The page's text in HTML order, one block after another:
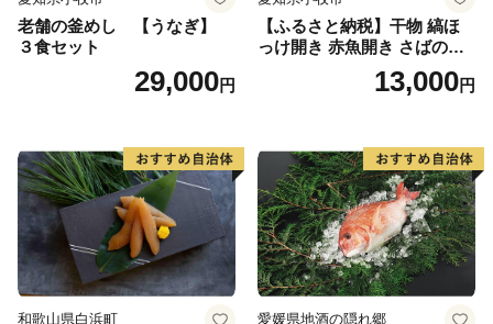
老舗の釜めし 【うなぎ】
３食セット
29,000円
【ふるさと納税】干物 縞ほ
っけ開き 赤魚開き さばの開
き 魚醤干し 3種 セット 詰め
合わせ 魚 おかず 肉厚 おいし
取り寄せグルメ 魚醤 ナンプ
ラー 愛知県 小牧市 冷凍 送料
無料
13,000円
和歌山県白浜町 愛媛県地酒の隠れ郷